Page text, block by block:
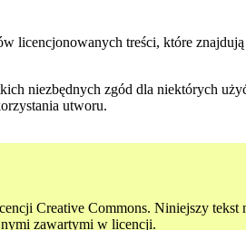
licencjonowanych treści, które
niezbędnych zgód dla niektórych
utworu.
Creative Commons. Niniejszy
zawartymi w licencji.